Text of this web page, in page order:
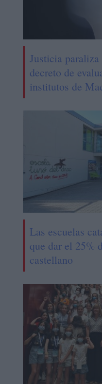
Justicia
decreto de
institutos de
Las escuelas
que dar el 25%
castellano